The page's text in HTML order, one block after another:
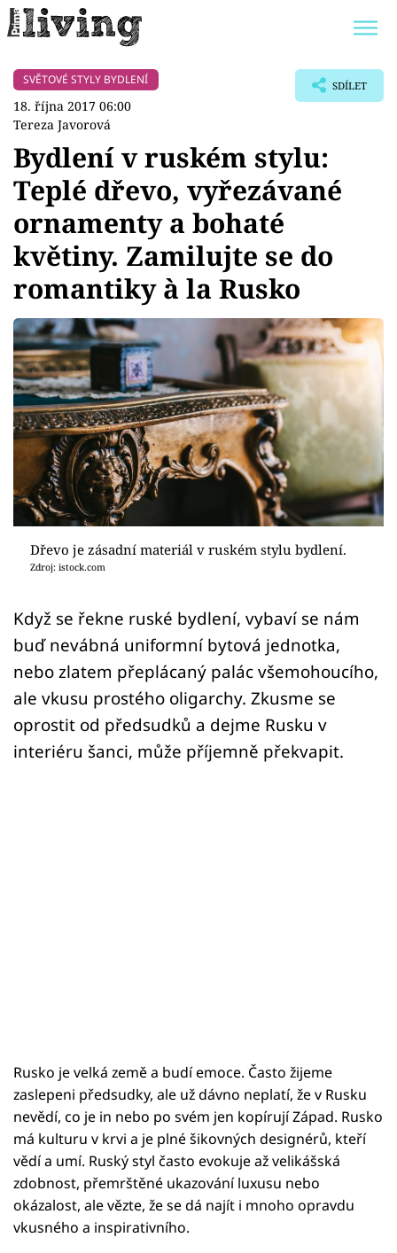
Trendy: JAK UŠETŘIT
BYDLENÍ SLAVNÝCH
Témata
Bydlení
Design
Sledujte prima+
Přihlášení
Sledujte nás
SVĚTOVÉ STYLY BYDLENÍ
18. října 2017 06:00
Tereza Javorová
SDÍLET
Bydlení v ruském stylu:
Teplé dřevo, vyřezávané
ornamenty a bohaté
květiny. Zamilujte se do
romantiky à la Rusko
Dřevo je zásadní materiál v ruském stylu bydlení.
Zdroj: istock.com
Když se řekne ruské bydlení, vybaví se nám
buď nevábná uniformní bytová jednotka,
nebo zlatem přeplácaný palác všemohoucího,
ale vkusu prostého oligarchy. Zkusme se
oprostit od předsudků a dejme Rusku v
interiéru šanci, může příjemně překvapit.
Rusko je velká země a budí emoce. Často žijeme
zaslepeni předsudky, ale už dávno neplatí, že v Rusku
nevědí, co je in nebo po svém jen kopírují Západ. Rusko
má kulturu v krvi a je plné šikovných designérů, kteří
vědí a umí. Ruský styl často evokuje až velikášská
zdobnost, přemrštěné ukazování luxusu nebo
okázalost, ale vězte, že se dá najít i mnoho opravdu
vkusného a inspirativního.